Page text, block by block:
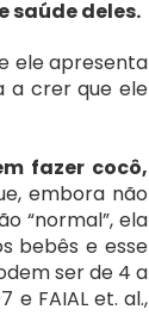
saúde deles.
ele apresenta
a crer que ele
fazer cocô,
embora não
“normal”, ela
bebês e esse
ser de 4 a
e FAIAL et. al.,